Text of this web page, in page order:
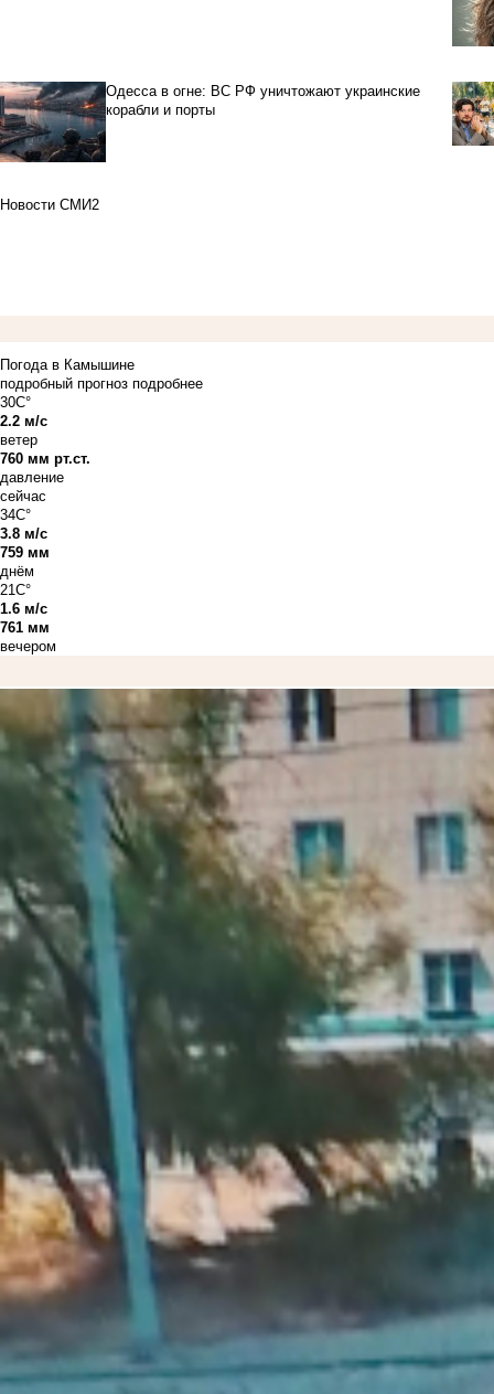
Одесса в огне: ВС РФ уничтожают украинские
корабли и порты
Новости СМИ2
Погода в Камышине
подробный прогноз подробнее
30C°
2.2 м/с
ветер
760 мм рт.ст.
давление
сейчас
34C°
3.8 м/с
759 мм
днём
21C°
1.6 м/с
761 мм
вечером